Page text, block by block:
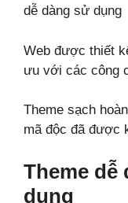
dễ dàng sử dụng
Web được thiết
ưu với các công
Theme sạch
mã độc đã được
Theme dễ
dụng